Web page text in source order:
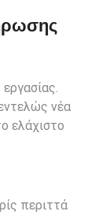
νέα
ελάχιστο
περιττά